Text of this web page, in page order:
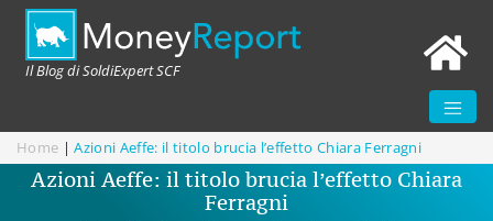
Il Blog di SoldiExpert SCF
Home |Azioni Aeffe: il titolo brucia l’effetto Chiara Ferragni
Azioni Aeffe: il titolo brucia l’effetto Chiara
Ferragni